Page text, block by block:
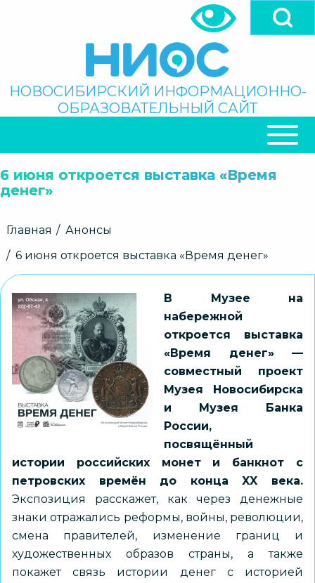
Поиск
НОВОСИБИРСКИЙ ИНФОРМАЦИОННО-
ОБРАЗОВАТЕЛЬНЫЙ САЙТ
НАВИГАЦИЯ
6 июня откроется выставка «Время
денег»
Строка
Главная
Анонсы
6 июня откроется выставка «Время денег»
В Музее на
набережной
откроется выставка
«Время денег» —
совместный проект
Музея Новосибирска
и Музея Банка
России,
посвящённый
истории российских монет и банкнот с
петровских времён до конца XX века.
Экспозиция расскажет, как через денежные
знаки отражались реформы, войны, революции,
смена правителей, изменение границ и
художественных образов страны, а также
покажет связь истории денег с историей